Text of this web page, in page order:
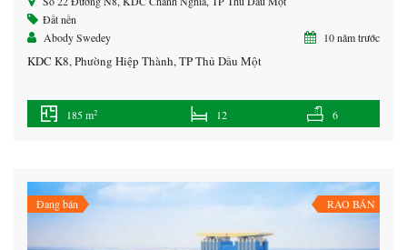
Đất nền
Abody Swedey
10 năm trước
KDC K8, Phường Hiệp Thành, TP Thủ Dầu Một
185 m2 12 6
Đang bán RAO BÁN